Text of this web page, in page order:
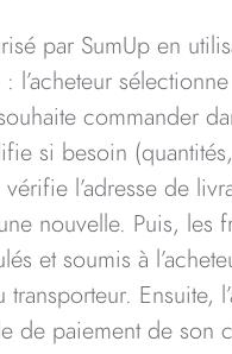
par SumUp en
l’acheteur sélectionne
commander
si besoin (quantités,
l’adresse de
nouvelle. Puis, les
et soumis à
Ensuite,
de paiement de son